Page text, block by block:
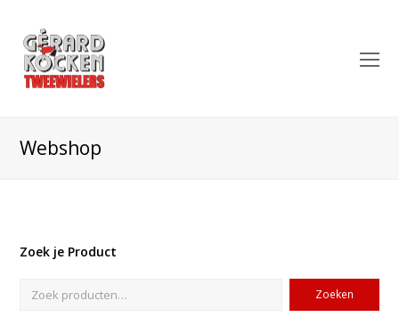
Webshop
Zoek je Product
Zoeken